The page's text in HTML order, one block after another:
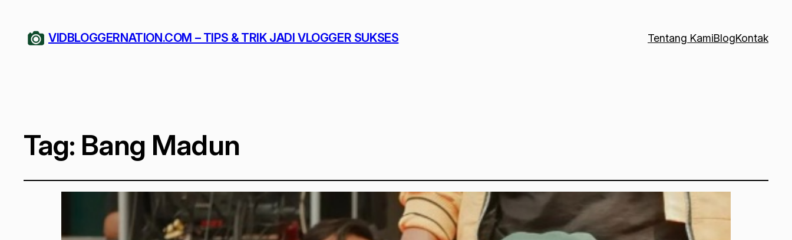
VIDBLOGGERNATION.COM – TIPS & TRIK JADI VLOGGER SUKSES Tentang KamiBlogKontak
Tag: Bang Madun